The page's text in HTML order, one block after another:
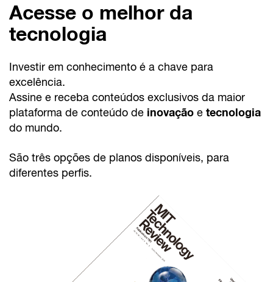
Acesse o melhor da
tecnologia
Investir em conhecimento é a chave para
excelência.
Assine e receba conteúdos exclusivos da maior
plataforma de conteúdo de inovação e tecnologia
do mundo.
São três opções de planos disponíveis, para
diferentes perfis.